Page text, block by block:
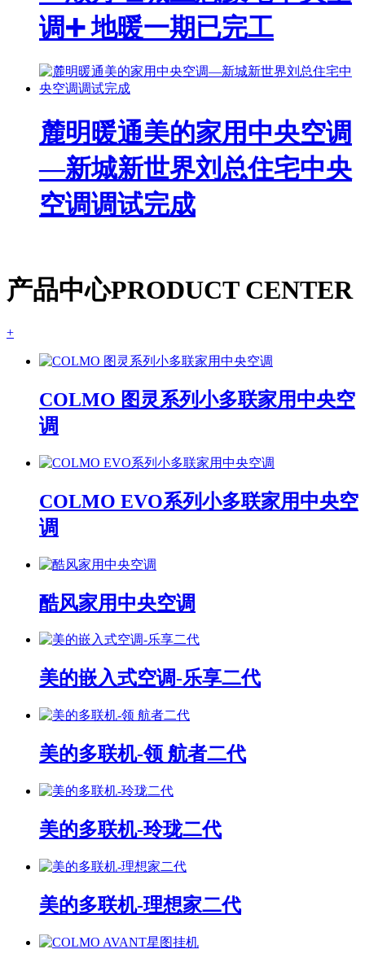
调➕ 地暖一期已完工
麓明暖通美的家用中央空调
—新城新世界刘总住宅中央
空调调试完成
产品中心PRODUCT CENTER
+
COLMO 图灵系列小多联家用中央空
调
COLMO EVO系列小多联家用中央空
调
酷风家用中央空调
美的嵌入式空调-乐享二代
美的多联机-领 航者二代
美的多联机-玲珑二代
美的多联机-理想家二代